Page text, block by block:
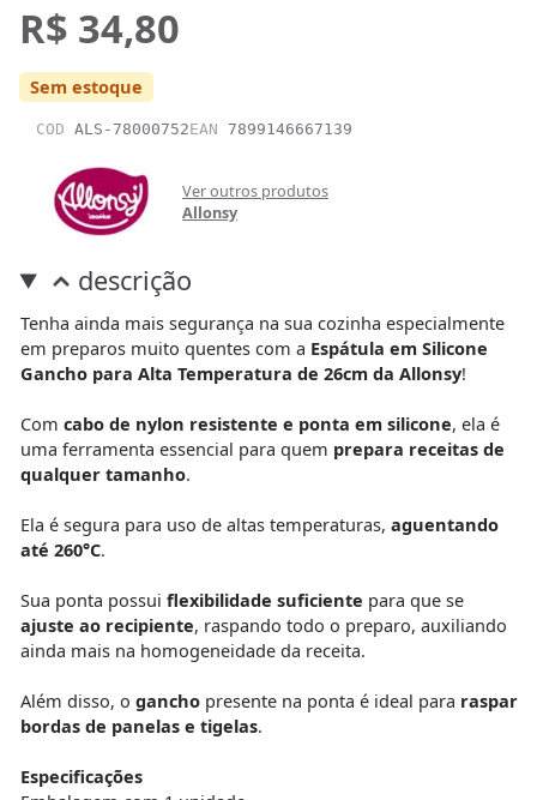
R$ 34,80
Sem estoque
COD ALS-78000752EAN 7899146667139
Ver outros produtos
Allonsy
descrição
Tenha ainda mais segurança na sua cozinha especialmente
em preparos muito quentes com a Espátula em Silicone
Gancho para Alta Temperatura de 26cm da Allonsy!
Com cabo de nylon resistente e ponta em silicone, ela é
uma ferramenta essencial para quem prepara receitas de
qualquer tamanho.
Ela é segura para uso de altas temperaturas, aguentando
até 260°C.
Sua ponta possui flexibilidade suficiente para que se
ajuste ao recipiente, raspando todo o preparo, auxiliando
ainda mais na homogeneidade da receita.
Além disso, o ganchopresente na ponta é ideal para raspar
bordas de panelas e tigelas.
Especificações